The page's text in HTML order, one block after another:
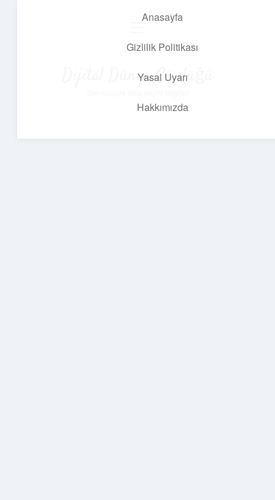
Anasayfa
Gizlilik Politikası
Yasal Uyarı
Hakkımızda
Dijital Dünya Günlüğü